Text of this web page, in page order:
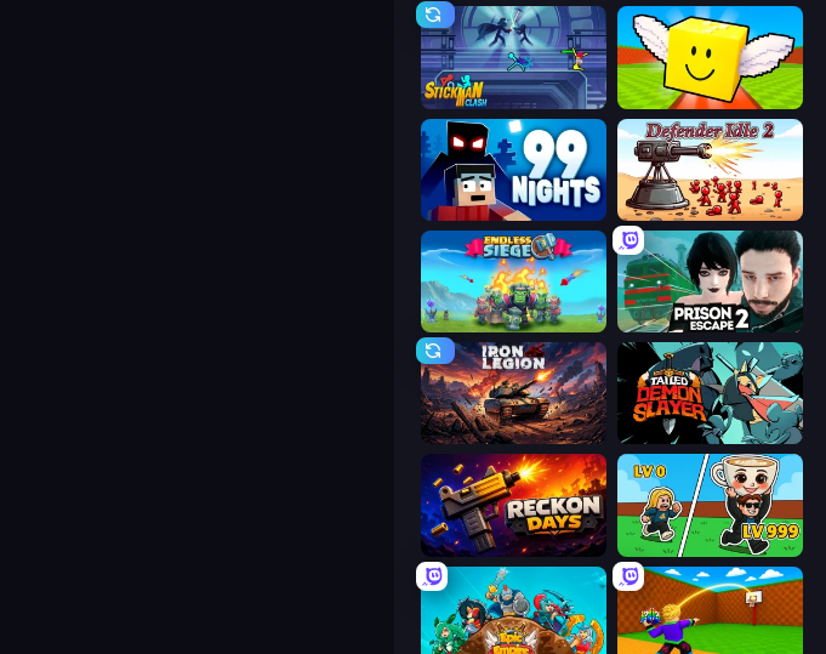
Stickman Clash Lucky Brainrot Blocks Online
99 Nights (Bloxd.io) Defender Idle 2
Endless Siege Prison Escape 2
Iron Legion Tailed Demon Slayer
Reckon Days Brainrot Arena Online